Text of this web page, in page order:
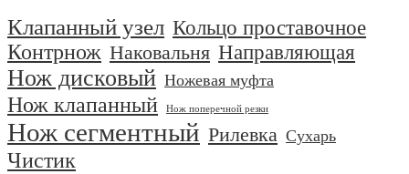
Клапанный узел Кольцо проставочное
Контрнож Наковальня Направляющая
Нож дисковый Ножевая муфта
Нож клапанный Нож поперечной резки
Нож сегментный Рилевка Сухарь
Чистик